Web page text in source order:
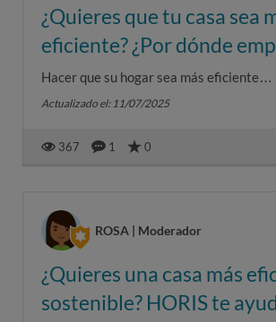
¿Quieres que tu casa sea
eficiente? ¿Por dónde
Hacer que su hogar sea más eficiente
energéticamente es tanto un desafío
Actualizado el: 11/07/2025
367 1 0
ROSA | Moderador
¿Quieres una casa más
sostenible? HORIS te